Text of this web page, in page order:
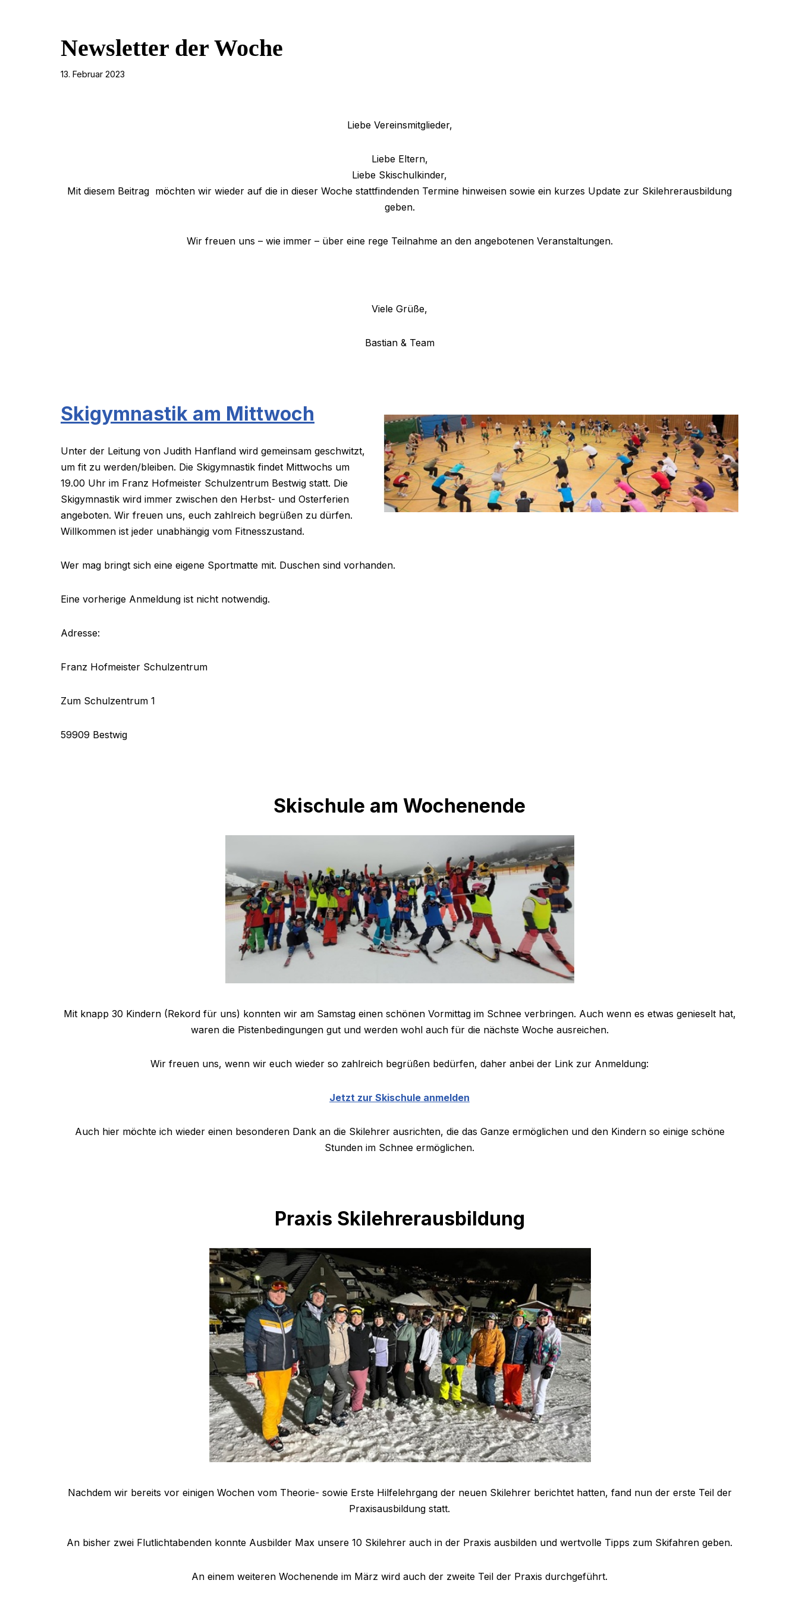
Newsletter der Woche
13. Februar 2023
Liebe Vereinsmitglieder,
Liebe Eltern,
Liebe Skischulkinder,
Mit diesem Beitrag möchten wir wieder auf die in dieser Woche stattfindenden Termine hinweisen sowie ein kurzes Update zur Skilehrerausbildung
geben.
Wir freuen uns – wie immer – über eine rege Teilnahme an den angebotenen Veranstaltungen.
Viele Grüße,
Bastian & Team
Skigymnastik am Mittwoch
Unter der Leitung von Judith Hanfland wird gemeinsam geschwitzt,
um fit zu werden/bleiben. Die Skigymnastik findet Mittwochs um
19.00 Uhr im Franz Hofmeister Schulzentrum Bestwig statt. Die
Skigymnastik wird immer zwischen den Herbst- und Osterferien
angeboten. Wir freuen uns, euch zahlreich begrüßen zu dürfen.
Willkommen ist jeder unabhängig vom Fitnesszustand.
Wer mag bringt sich eine eigene Sportmatte mit. Duschen sind vorhanden.
Eine vorherige Anmeldung ist nicht notwendig.
Adresse:
Franz Hofmeister Schulzentrum
Zum Schulzentrum 1
59909 Bestwig
Skischule am Wochenende
Mit knapp 30 Kindern (Rekord für uns) konnten wir am Samstag einen schönen Vormittag im Schnee verbringen. Auch wenn es etwas genieselt hat,
waren die Pistenbedingungen gut und werden wohl auch für die nächste Woche ausreichen.
Wir freuen uns, wenn wir euch wieder so zahlreich begrüßen bedürfen, daher anbei der Link zur Anmeldung:
Jetzt zur Skischule anmelden
Auch hier möchte ich wieder einen besonderen Dank an die Skilehrer ausrichten, die das Ganze ermöglichen und den Kindern so einige schöne
Stunden im Schnee ermöglichen.
Praxis Skilehrerausbildung
Nachdem wir bereits vor einigen Wochen vom Theorie- sowie Erste Hilfelehrgang der neuen Skilehrer berichtet hatten, fand nun der erste Teil der
Praxisausbildung statt.
An bisher zwei Flutlichtabenden konnte Ausbilder Max unsere 10 Skilehrer auch in der Praxis ausbilden und wertvolle Tipps zum Skifahren geben.
An einem weiteren Wochenende im März wird auch der zweite Teil der Praxis durchgeführt.